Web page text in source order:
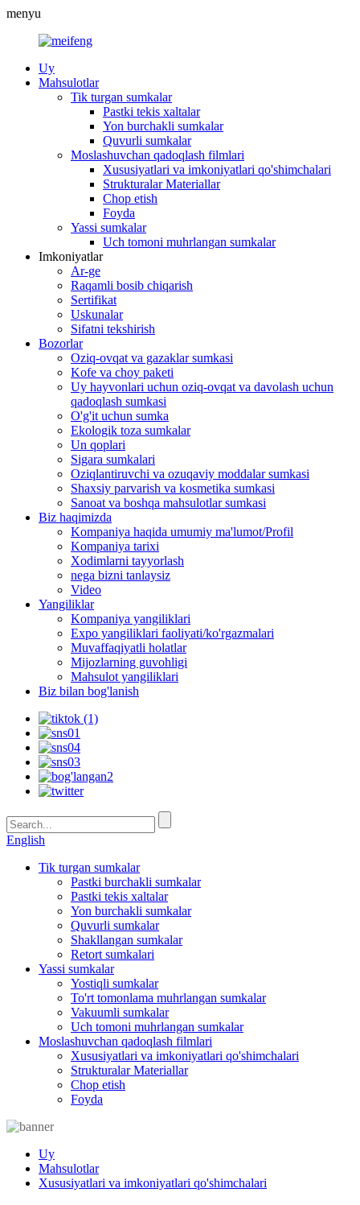
menyu
Uy
Mahsulotlar
Tik turgan sumkalar
Pastki tekis xaltalar
Yon burchakli sumkalar
Quvurli sumkalar
Moslashuvchan qadoqlash filmlari
Xususiyatlari va imkoniyatlari qo'shimchalari
Strukturalar Materiallar
Chop etish
Foyda
Yassi sumkalar
Uch tomoni muhrlangan sumkalar
Imkoniyatlar
Ar-ge
Raqamli bosib chiqarish
Sertifikat
Uskunalar
Sifatni tekshirish
Bozorlar
Oziq-ovqat va gazaklar sumkasi
Kofe va choy paketi
Uy hayvonlari uchun oziq-ovqat va davolash uchun
qadoqlash sumkasi
O'g'it uchun sumka
Ekologik toza sumkalar
Un qoplari
Sigara sumkalari
Oziqlantiruvchi va ozuqaviy moddalar sumkasi
Shaxsiy parvarish va kosmetika sumkasi
Sanoat va boshqa mahsulotlar sumkasi
Biz haqimizda
Kompaniya haqida umumiy ma'lumot/Profil
Kompaniya tarixi
Xodimlarni tayyorlash
nega bizni tanlaysiz
Video
Yangiliklar
Kompaniya yangiliklari
Expo yangiliklari faoliyati/ko'rgazmalari
Muvaffaqiyatli holatlar
Mijozlarning guvohligi
Mahsulot yangiliklari
Biz bilan bog'lanish
English
Tik turgan sumkalar
Pastki burchakli sumkalar
Pastki tekis xaltalar
Yon burchakli sumkalar
Quvurli sumkalar
Shakllangan sumkalar
Retort sumkalari
Yassi sumkalar
Yostiqli sumkalar
To'rt tomonlama muhrlangan sumkalar
Vakuumli sumkalar
Uch tomoni muhrlangan sumkalar
Moslashuvchan qadoqlash filmlari
Xususiyatlari va imkoniyatlari qo'shimchalari
Strukturalar Materiallar
Chop etish
Foyda
Uy
Mahsulotlar
Xususiyatlari va imkoniyatlari qo'shimchalari